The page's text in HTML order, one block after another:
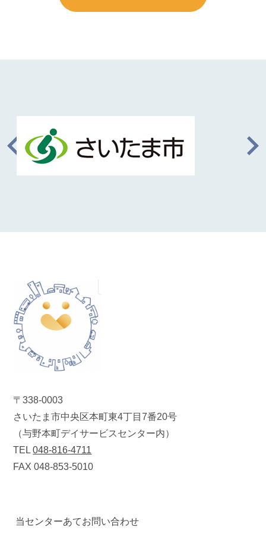
〒338-0003
さいたま市中央区本町東4丁目7番20号
（与野本町デイサービスセンター内）
TEL048-816-4711
FAX 048-853-5010
当センターあてお問い合わせ